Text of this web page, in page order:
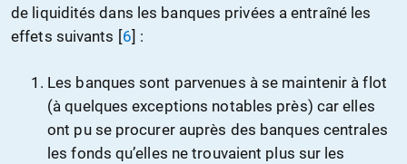
de liquidités dans les banques privées a entraîné les
effets suivants [6] :
Les banques sont parvenues à se maintenir à flot
(à quelques exceptions notables près) car elles
ont pu se procurer auprès des banques centrales
les fonds qu’elles ne trouvaient plus sur les